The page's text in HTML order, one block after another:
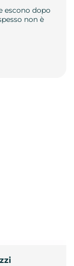
escono dopo
non è